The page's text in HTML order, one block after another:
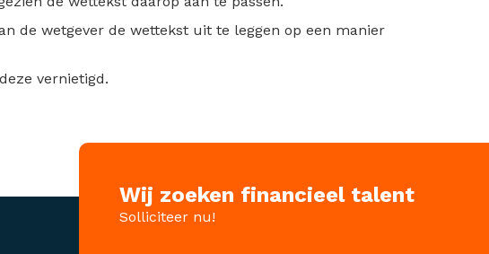
de wetgever de wettekst uit te leggen op een manier
vernietigd.
Wij zoeken financieel talent
Solliciteer nu!